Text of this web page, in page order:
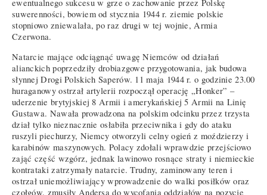
ewentualnego sukcesu w grze o zachowanie przez Polskę
suwerenności, bowiem od stycznia 1944 r. ziemie polskie
stopniowo zniewalała, po raz drugi w tej wojnie, Armia
Czerwona.
Natarcie mające odciągnąć uwagę Niemców od działań
alianckich poprzedziły drobiazgowe przygotowania, jak budowa
słynnej Drogi Polskich Saperów. 11 maja 1944 r. o godzinie 23.00
huraganowy ostrzał artylerii rozpoczął operację „Honker” –
uderzenie brytyjskiej 8 Armii i amerykańskiej 5 Armii na Linię
Gustawa. Nawała prowadzona na polskim odcinku przez trzysta
dział tylko nieznacznie osłabiła przeciwnika i gdy do ataku
ruszyli piechurzy, Niemcy otworzyli celny ogień z moździerzy i
karabinów maszynowych. Polacy zdołali wprawdzie przejściowo
zająć część wzgórz, jednak lawinowo rosnące straty i niemieckie
kontrataki zatrzymały natarcie. Trudny, zaminowany teren i
ostrzał uniemożliwiający wprowadzenie do walki posiłków oraz
czołgów, zmusiły Andersa do wycofania oddziałów na pozycje